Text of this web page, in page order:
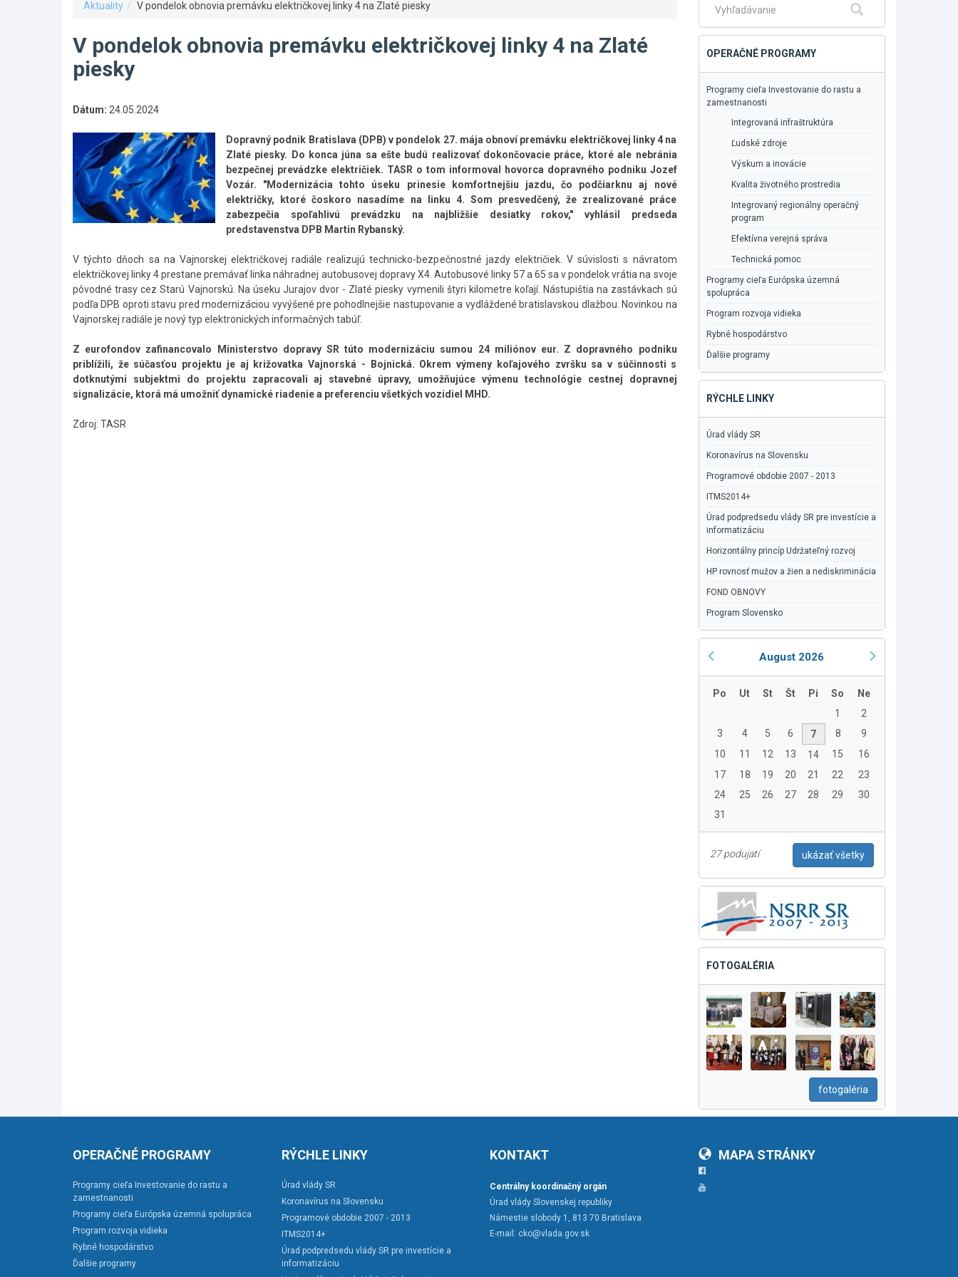
Aktuality V pondelok obnovia premávku električkovej linky 4 na Zlaté piesky
V pondelok obnovia premávku električkovej linky 4 na Zlaté
piesky
Dátum: 24.05.2024
Dopravný podnik Bratislava (DPB) v pondelok 27. mája obnoví premávku električkovej linky 4 na
Zlaté piesky. Do konca júna sa ešte budú realizovať dokončovacie práce, ktoré ale nebránia
bezpečnej prevádzke električiek. TASR o tom informoval hovorca dopravného podniku Jozef
Vozár. "Modernizácia tohto úseku prinesie komfortnejšiu jazdu, čo podčiarknu aj nové
električky, ktoré čoskoro nasadíme na linku 4. Som presvedčený, že zrealizované práce
zabezpečia spoľahlivú prevádzku na najbližšie desiatky rokov," vyhlásil predseda
predstavenstva DPB Martin Rybanský.
V týchto dňoch sa na Vajnorskej električkovej radiále realizujú technicko-bezpečnostné jazdy električiek. V súvislosti s návratom
električkovej linky 4 prestane premávať linka náhradnej autobusovej dopravy X4. Autobusové linky 57 a 65 sa v pondelok vrátia na svoje
pôvodné trasy cez Starú Vajnorskú. Na úseku Jurajov dvor - Zlaté piesky vymenili štyri kilometre koľají. Nástupištia na zastávkach sú
podľa DPB oproti stavu pred modernizáciou vyvýšené pre pohodlnejšie nastupovanie a vydláždené bratislavskou dlažbou. Novinkou na
Vajnorskej radiále je nový typ elektronických informačných tabúľ.
Z eurofondov zafinancovalo Ministerstvo dopravy SR túto modernizáciu sumou 24 miliónov eur. Z dopravného podniku
priblížili, že súčasťou projektu je aj križovatka Vajnorská - Bojnická. Okrem výmeny koľajového zvršku sa v súčinnosti s
dotknutými subjektmi do projektu zapracovali aj stavebné úpravy, umožňujúce výmenu technológie cestnej dopravnej
signalizácie, ktorá má umožniť dynamické riadenie a preferenciu všetkých vozidiel MHD.
Zdroj: TASR
Fulltextové
OPERAČNÉ PROGRAMY
Programy cieľa Investovanie do rastu a
zamestnanosti
Integrovaná infraštruktúra
Ľudské zdroje
Výskum a inovácie
Kvalita životného prostredia
Integrovaný regionálny operačný
program
Efektívna verejná správa
Technická pomoc
Programy cieľa Európska územná
spolupráca
Program rozvoja vidieka
Rybné hospodárstvo
Ďalšie programy
RÝCHLE LINKY
Úrad vlády SR
Koronavírus na Slovensku
Programové obdobie 2007 - 2013
ITMS2014+
Úrad podpredsedu vlády SR pre investície a
informatizáciu
Horizontálny princíp Udržateľný rozvoj
HP rovnosť mužov a žien a nediskriminácia
FOND OBNOVY
Program Slovensko
August 2026
Po Ut St Št Pi So
Ne
1
2
3
4 5 6 7 8
9
10
11 12 13 14 15
16
17
18 19 20 21 22
23
24
25 26 27 28 29
30
31
27 podujatí ukázať všetky
FOTOGALÉRIA
fotogaléria
OPERAČNÉ PROGRAMY
Programy cieľa Investovanie do rastu a
zamestnanosti
Programy cieľa Európska územná spolupráca
Program rozvoja vidieka
Rybné hospodárstvo
Ďalšie programy
RÝCHLE LINKY
Úrad vlády SR
Koronavírus na Slovensku
Programové obdobie 2007 - 2013
ITMS2014+
Úrad podpredsedu vlády SR pre investície a
informatizáciu
KONTAKT
Centrálny koordinačný orgán
Úrad vlády Slovenskej republiky
Námestie slobody 1, 813 70 Bratislava
E-mail: cko@vlada.gov.sk
MAPA STRÁNKY
Facebook
YouTube